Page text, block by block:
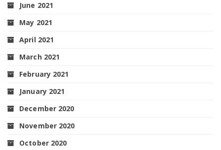
June 2021
May 2021
April 2021
March 2021
February 2021
January 2021
December 2020
November 2020
October 2020